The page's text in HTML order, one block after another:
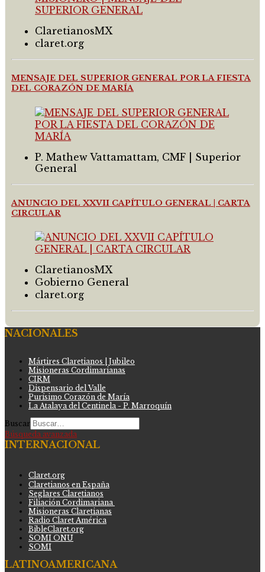
ClaretianosMX
claret.org
MENSAJE DEL SUPERIOR GENERAL POR LA FIESTA
DEL CORAZÓN DE MARÍA
P. Mathew Vattamattam, CMF | Superior
General
ANUNCIO DEL XXVII CAPÍTULO GENERAL | CARTA
CIRCULAR
ClaretianosMX
Gobierno General
claret.org
NACIONALES
Mártires Claretianos | Jubileo
Misioneras Cordimarianas
CIRM
Dispensario del Valle
Purísimo Corazón de María
La Atalaya del Centinela - P. Marroquín
Buscar
Búsqueda avanzada
INTERNACIONAL
Claret.org
Claretianos en España
Seglares Claretianos
Filiación Cordimariana
Misioneras Claretianas
Radio Claret América
BibleClaret.org
SOMI ONU
SOMI
LATINOAMERICANA